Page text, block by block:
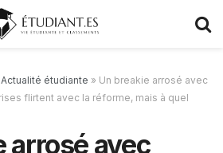
Actualité étudiante » Un breakie arrosé avec
flirtent avec la réforme, mais à quel
arrosé avec